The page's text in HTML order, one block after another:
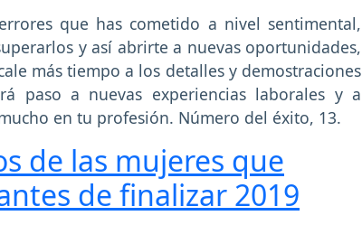
que has cometido a nivel sentimental,
y así abrirte a nuevas oportunidades,
más tiempo a los detalles y demostraciones
paso a nuevas experiencias laborales y a
en tu profesión. Número del éxito, 13.
de las mujeres que
de finalizar 2019